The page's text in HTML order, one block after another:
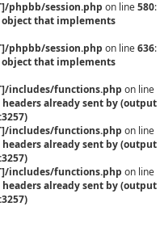
phpbb/session.php on line580:
object that implements
phpbb/session.php on line636:
object that implements
includes/functions.php on line
already sent by (output
includes/functions.php on line
already sent by (output
includes/functions.php on line
already sent by (output